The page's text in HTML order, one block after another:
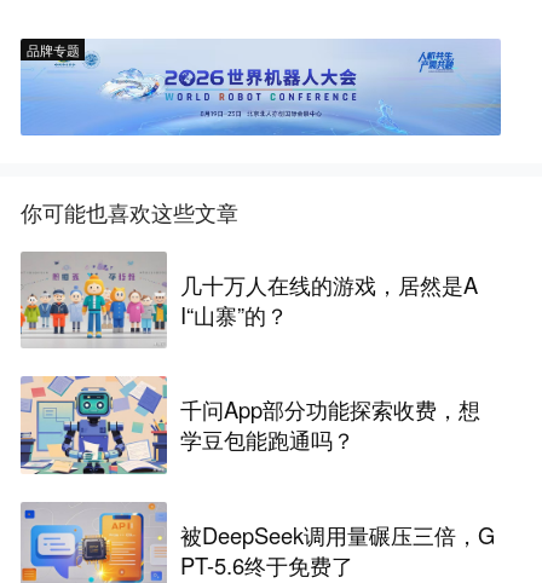
品牌专题
你可能也喜欢这些文章
几十万人在线的游戏，居然是A
I“山寨”的？
千问App部分功能探索收费，想
学豆包能跑通吗？
被DeepSeek调用量碾压三倍，G
PT-5.6终于免费了